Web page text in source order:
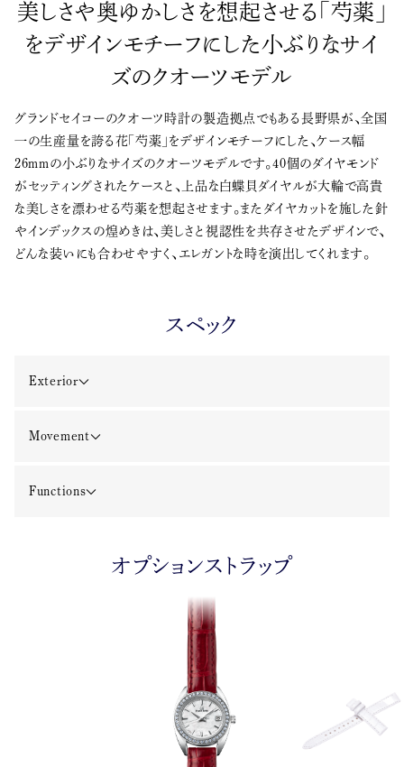
美しさや奥ゆかしさを想起させる「芍薬」
をデザインモチーフにした小ぶりなサイ
ズのクオーツモデル
グランドセイコーのクオーツ時計の製造拠点でもある長野県が、全国
一の生産量を誇る花「芍薬」をデザインモチーフにした、ケース幅
26mmの小ぶりなサイズのクオーツモデルです。40個のダイヤモンド
がセッティングされたケースと、上品な白蝶貝ダイヤルが大輪で高貴
な美しさを漂わせる芍薬を想起させます。またダイヤカットを施した針
やインデックスの煌めきは、美しさと視認性を共存させたデザインで、
どんな装いにも合わせやすく、エレガントな時を演出してくれます。
スペック
Exterior
Movement
Functions
オプションストラップ